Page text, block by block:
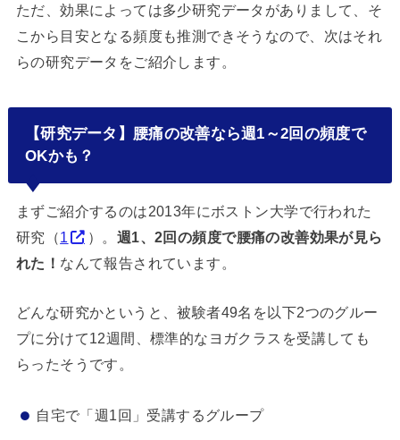
ただ、効果によっては多少研究データがありまして、そ
こから目安となる頻度も推測できそうなので、次はそれ
らの研究データをご紹介します。
【研究データ】腰痛の改善なら週1～2回の頻度で
OKかも？
まずご紹介するのは2013年にボストン大学で行われた
研究（1 ）。 週1、2回の頻度で腰痛の改善効果が見ら
れた！ なんて報告されています。
どんな研究かというと、被験者49名を以下2つのグルー
プに分けて12週間、標準的なヨガクラスを受講しても
らったそうです。
自宅で「週1回」受講するグループ